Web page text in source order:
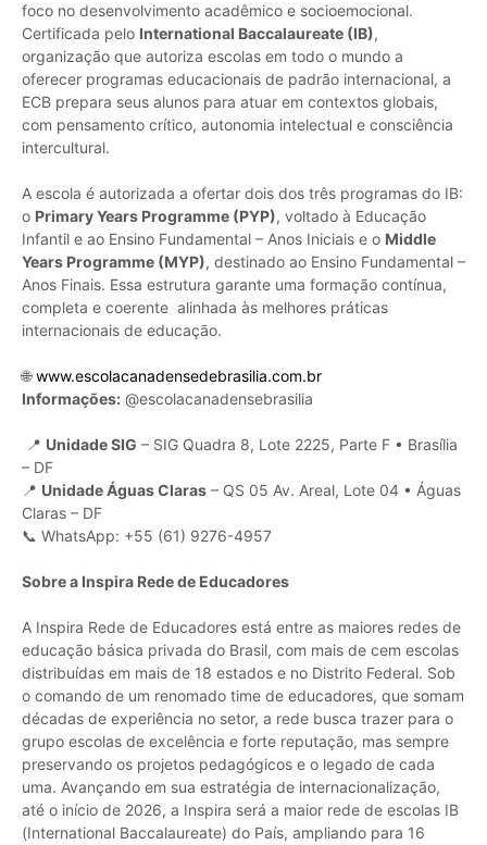
foco no desenvolvimento acadêmico e socioemocional.
Certificada pelo International Baccalaureate (IB),
organização que autoriza escolas em todo o mundo a
oferecer programas educacionais de padrão internacional, a
ECB prepara seus alunos para atuar em contextos globais,
com pensamento crítico, autonomia intelectual e consciência
intercultural.
A escola é autorizada a ofertar dois dos três programas do IB:
o Primary Years Programme (PYP), voltado à Educação
Infantil e ao Ensino Fundamental – Anos Iniciais e o Middle
Years Programme (MYP), destinado ao Ensino Fundamental –
Anos Finais. Essa estrutura garante uma formação contínua,
completa e coerente alinhada às melhores práticas
internacionais de educação.
🌐www.escolacanadensedebrasilia.com.br
Informações: @escolacanadensebrasilia
📍 Unidade SIG – SIG Quadra 8, Lote 2225, Parte F • Brasília
– DF
📍 Unidade Águas Claras – QS 05 Av. Areal, Lote 04 • Águas
Claras – DF
📞 WhatsApp: +55 (61) 9276-4957
Sobre a Inspira Rede de Educadores
A Inspira Rede de Educadores está entre as maiores redes de
educação básica privada do Brasil, com mais de cem escolas
distribuídas em mais de 18 estados e no Distrito Federal. Sob
o comando de um renomado time de educadores, que somam
décadas de experiência no setor, a rede busca trazer para o
grupo escolas de excelência e forte reputação, mas sempre
preservando os projetos pedagógicos e o legado de cada
uma. Avançando em sua estratégia de internacionalização,
até o início de 2026, a Inspira será a maior rede de escolas IB
(International Baccalaureate) do País, ampliando para 16